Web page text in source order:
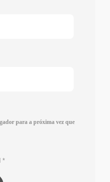
para a próxima vez que
*